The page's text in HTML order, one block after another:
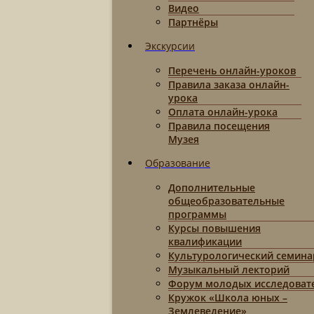
Видео
Партнёры
Экскурсии
Перечень онлайн-уроков
Правила заказа онлайн-
урока
Оплата онлайн-урока
Правила посещения
Музея
Образование
Дополнительные
общеобразовательные
программы
Курсы повышения
квалификации
Культурологический
Музыкальный лекторий
Форум молодых
Кружок «Школа юных –
Землеведение»